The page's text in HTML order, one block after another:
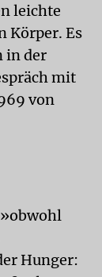
leichte
Körper. Es
in der
mit
von
Hunger: